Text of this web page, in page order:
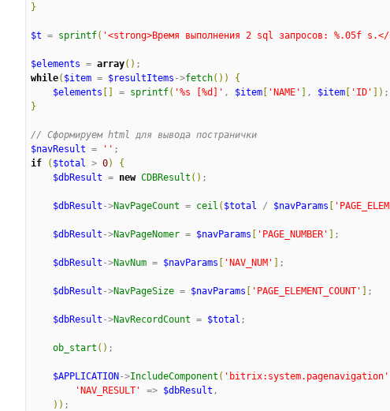
}
$t = sprintf( '<strong>Время выполнения 2 sql запросов: %.05f
$elements = array( )
while( $item = $resultItems ->fetch( ) )
{
$elements [ ] = sprintf( '%s [%d] ' , $item [ 'NAME ' ] , $item [ ' ID ' ] )
}
// Сформируем html для вывода постранички
$navResult = ' '
if
( $total > 0)
{
$dbResult = new CDBResult ( ) ;
$dbResult ->NavPageCount = ceil ( $total / $navParams [ '
$dbResult ->NavPageNomer = $navParams [ ' PAGE_NUMBER ' ] ;
$dbResult ->NavNum = $navParams [ 'NAV_NUM ' ] ;
$dbResult ->NavPageSize = $navParams [ ' PAGE_ELEMENT_COUNT ' ] ;
$dbResult ->NavRecordCount = $total ;
ob_start ( ) ;
$APPLICATION->IncludeComponent ( ' bitrix:system.pagenavigation '
'NAV_RESULT ' => $dbResult ,
) ) ;